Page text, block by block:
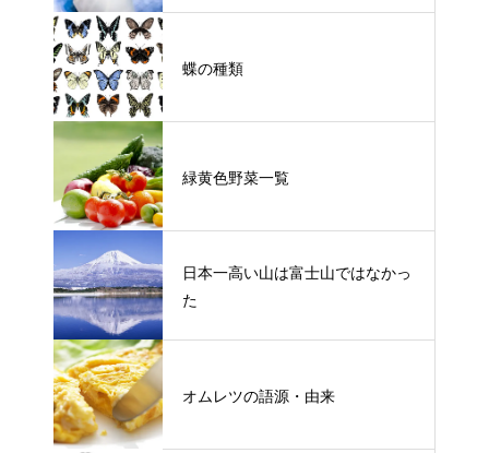
蝶の種類
緑黄色野菜一覧
日本一高い山は富士山ではなかっ
た
オムレツの語源・由来